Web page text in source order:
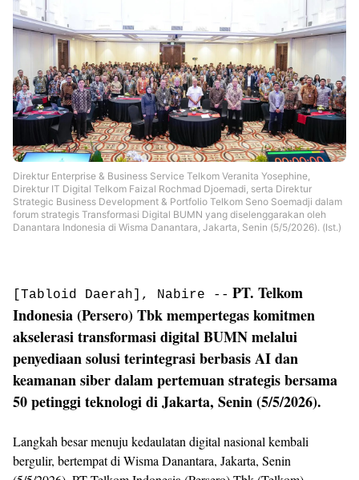
Direktur Enterprise & Business Service Telkom Veranita Yosephine,
Direktur IT Digital Telkom Faizal Rochmad Djoemadi, serta Direktur
Strategic Business Development & Portfolio Telkom Seno Soemadji dalam
forum strategis Transformasi Digital BUMN yang diselenggarakan oleh
Danantara Indonesia di Wisma Danantara, Jakarta, Senin (5/5/2026). (Ist.)
[Tabloid Daerah], Nabire -- PT. Telkom
Indonesia (Persero) Tbk mempertegas komitmen
akselerasi transformasi digital BUMN melalui
penyediaan solusi terintegrasi berbasis AI dan
keamanan siber dalam pertemuan strategis bersama
50 petinggi teknologi di Jakarta, Senin (5/5/2026).
Langkah besar menuju kedaulatan digital nasional kembali
bergulir, bertempat di Wisma Danantara, Jakarta, Senin